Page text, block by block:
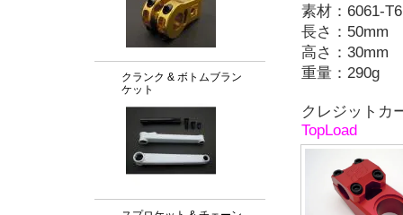
クランク & ボトムブラン
ケット
素材：6061-
長さ：50mm
高さ：30mm
重量：290g
クレジットカ
TopLoad